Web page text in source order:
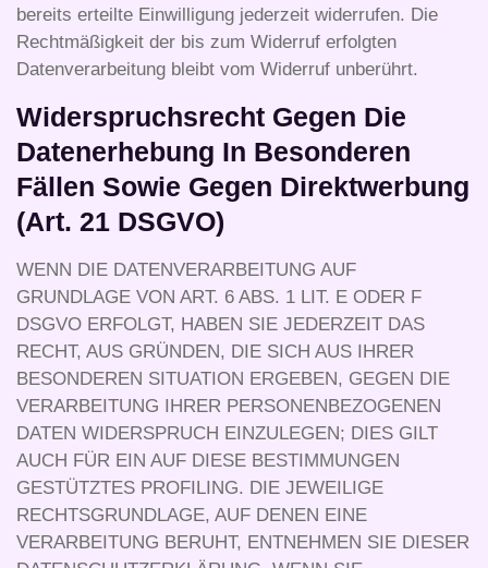
bereits erteilte Einwilligung jederzeit widerrufen. Die
Rechtmäßigkeit der bis zum Widerruf erfolgten
Datenverarbeitung bleibt vom Widerruf unberührt.
Widerspruchsrecht Gegen Die
Datenerhebung In Besonderen
Fällen Sowie Gegen Direktwerbung
(Art. 21 DSGVO)
WENN DIE DATENVERARBEITUNG AUF
GRUNDLAGE VON ART. 6 ABS. 1 LIT. E ODER F
DSGVO ERFOLGT, HABEN SIE JEDERZEIT DAS
RECHT, AUS GRÜNDEN, DIE SICH AUS IHRER
BESONDEREN SITUATION ERGEBEN, GEGEN DIE
VERARBEITUNG IHRER PERSONENBEZOGENEN
DATEN WIDERSPRUCH EINZULEGEN; DIES GILT
AUCH FÜR EIN AUF DIESE BESTIMMUNGEN
GESTÜTZTES PROFILING. DIE JEWEILIGE
RECHTSGRUNDLAGE, AUF DENEN EINE
VERARBEITUNG BERUHT, ENTNEHMEN SIE DIESER